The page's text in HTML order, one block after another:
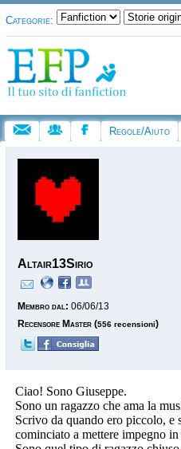
Categorie:
Regole/Aiuto
Altair13Sirio
Membro dal: 06/06/13
Recensore Master (556 recensioni)
Ciao! Sono Giuseppe.
Sono un ragazzo che ama la
Scrivo da quando ero piccolo, e
cominciato a mettere impegno in